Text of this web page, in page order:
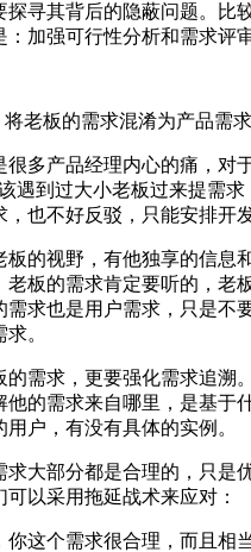
探寻其背后的隐蔽问题。比
：加强可行性分析和需求评审
将老板的需求混淆为产品需求
很多产品经理内心的痛，对
遇到过大小老板过来提需
，也不好反驳，只能安排开发
板的视野，有他独享的信息
老板的需求肯定要听的，老
需求也是用户需求，只是不
。
的需求，更要强化需求追溯
他的需求来自哪里，是基于
用户，有没有具体的实例。
求大部分都是合理的，只是
可以采用拖延战术来应对：
你这个需求很合理，而且相